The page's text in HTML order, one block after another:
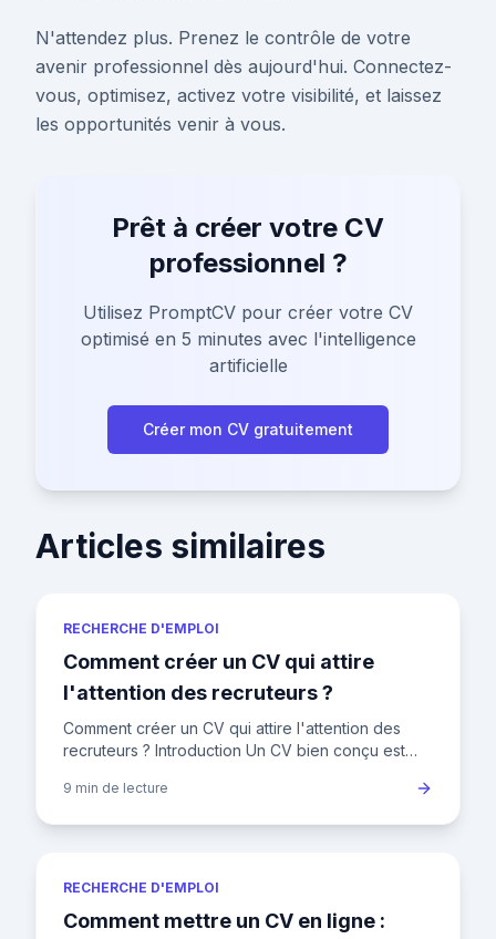
N'attendez plus. Prenez le contrôle de votre
avenir professionnel dès aujourd'hui. Connectez-
vous, optimisez, activez votre visibilité, et laissez
les opportunités venir à vous.
Prêt à créer votre CV
professionnel ?
Utilisez PromptCV pour créer votre CV
optimisé en 5 minutes avec l'intelligence
artificielle
Créer mon CV gratuitement
Articles similaires
RECHERCHE D'EMPLOI
Comment créer un CV qui attire
l'attention des recruteurs ?
Comment créer un CV qui attire l'attention des
recruteurs ? Introduction Un CV bien conçu est
Mais avec les r
9 min de lecture
RECHERCHE D'EMPLOI
Comment mettre un CV en ligne :